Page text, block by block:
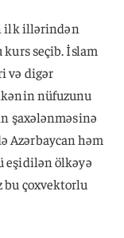
ilk illərindən
seçib. İslam
və digər
nüfuzunu
şaxələnməsinə
Azərbaycan həm
eşidilən ölkəyə
çoxvektorlu